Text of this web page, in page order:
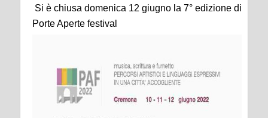
Si è chiusa domenica 12 giugno la 7° edizione di
Porte Aperte festival